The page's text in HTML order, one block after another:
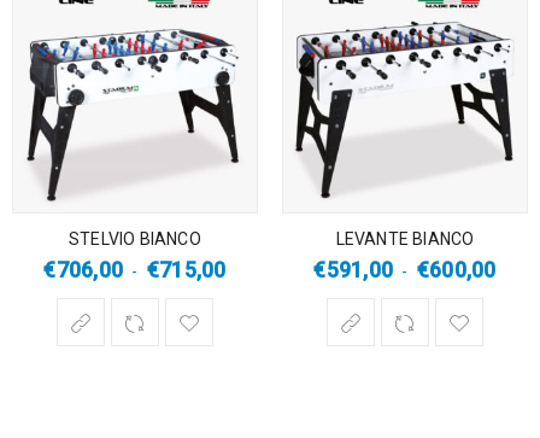
STELVIO BIANCO
€706,00 - €715,00
LEVANTE BIANCO
€591,00 - €600,00